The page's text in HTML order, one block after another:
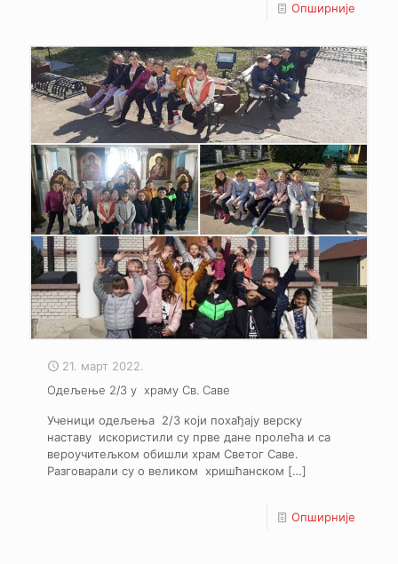
Опширније
21. март 2022.
Одељење 2/3 у храму Св. Саве
Ученици одељења 2/3 који похађају верску
наставу искористили су прве дане пролећа и са
вероучитељком обишли храм Светог Саве.
Разговарали су о великом хришћанском […]
Опширније